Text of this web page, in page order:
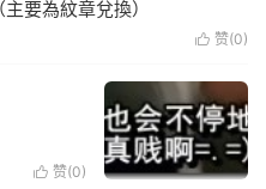
要為紋章兌換）
 赞(0)
 赞(0)